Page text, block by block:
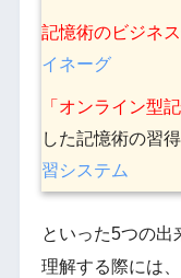
記憶術のビジネ
イネーグ
「オンライン型記
した記憶術の習
習システム
といった5つの出
理解する際には